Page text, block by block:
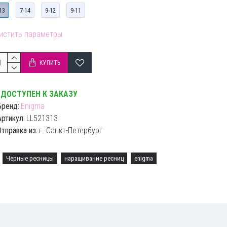
бренда большой выбор изгибов: B, C, C+, D, D+, L,
ресницы толщиной 0.05, 0.07, 0.085, 0.1,
, 0.15
длин: 5-9 мм, 6-10 мм, 6-13 мм, 7-13 мм, 7-14 мм,
мм, 8-14 мм.
ДОСТУПЕН К ЗАКАЗУ
Enigma
LL521313
из: г. Санкт-Петербург
7-14 9-12 9-11
параметры
КУПИТЬ
Черные ресницы наращивание ресниц enigma